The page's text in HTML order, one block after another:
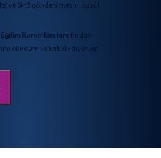
ve SMS gönderilmesini kabul
Kurumları tarafından
okudum ve kabul ediyorum.